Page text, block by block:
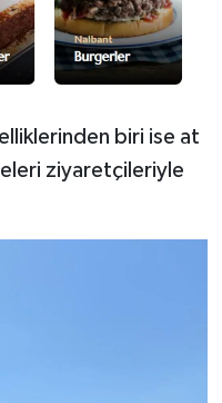
biri ise at
ziyaretçileriyle